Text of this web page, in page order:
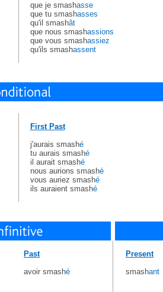
que je smashasse
que tu smashasses
qu'il smashât
que nous smashassions
que vous smashassiez
qu'ils smashassent
First Past
j'aurais smashé
tu aurais smashé
il aurait smashé
nous aurions smashé
vous auriez smashé
ils auraient smashé
Past
avoir smashé
Present
smashant